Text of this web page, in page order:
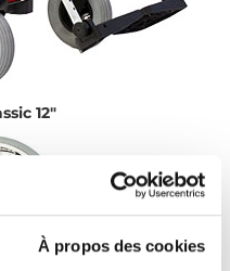
À propos des cookies
12"